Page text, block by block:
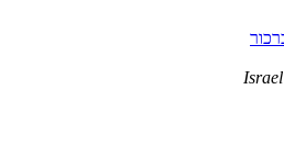
Israel